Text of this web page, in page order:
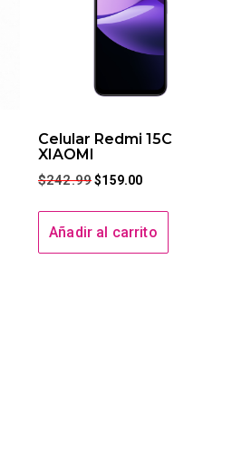
Celular Redmi 15C
XIAOMI
$242.99 $159.00
Añadir al carrito